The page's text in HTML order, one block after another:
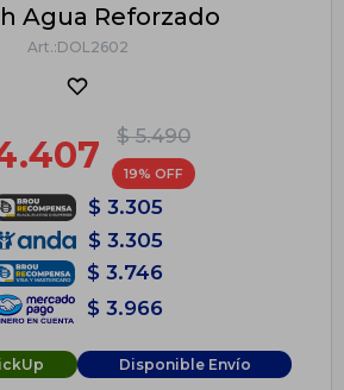
Agua Reforzado
DOL2602
$ 5.490
19
$ 3.305
$ 3.305
$ 3.746
$ 3.966
Disponible Envío